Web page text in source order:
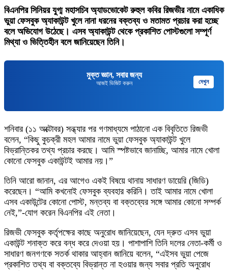
বিএনপির সিনিয়র যুগ্ম মহাসচিব অ্যাডভোকেট রুহুল কবির রিজভীর নামে একাধিক
ভুয়া ফেসবুক অ্যাকাউন্ট খুলে নানা ধরনের বক্তব্য ও মতামত প্রচার করা হচ্ছে
বলে অভিযোগ উঠেছে। এসব অ্যাকাউন্ট থেকে প্রকাশিত পোস্টগুলো সম্পূর্ণ
মিথ্যা ও ভিত্তিহীন বলে জানিয়েছেন তিনি।
মুক্ত জ্ঞান, সবার জন্য
আজই ভিজিট করুন দেখুন
শনিবার (১১ অক্টোবর) সন্ধ্যার পর গণমাধ্যমে পাঠানো এক বিবৃতিতে রিজভী
বলেন, “কিছু কুচক্রী মহল আমার নামে ভুয়া ফেসবুক অ্যাকাউন্ট খুলে
বিভ্রান্তিকর তথ্য প্রচার করছে। আমি স্পষ্টভাবে জানাচ্ছি, আমার নামে খোলা
কোনো ফেসবুক একাউন্টই আমার নয়।”
তিনি আরো জানান, এর আগেও একই বিষয়ে থানায় সাধারণ ডায়েরি (জিডি)
করেছেন। “আমি কখনোই ফেসবুক ব্যবহার করিনি। তাই আমার নামে খোলা
এসব একাউন্টের কোনো পোস্ট, মন্তব্য বা বক্তব্যের সঙ্গে আমার কোনো সম্পর্ক
নেই,”-যোগ করেন বিএনপির এই নেতা।
রিজভী ফেসবুক কর্তৃপক্ষের কাছে অনুরোধ জানিয়েছেন, যেন দ্রুত এসব ভুয়া
একাউন্ট শনাক্ত করে বন্ধ করে দেওয়া হয়। পাশাপাশি তিনি দলের নেতা-কর্মী ও
সাধারণ জনগণকে সতর্ক থাকার আহ্বান জানিয়ে বলেন, “এইসব ভুয়া পেজে
প্রকাশিত তথ্য বা বক্তব্যে বিভ্রান্ত না হওয়ার জন্য সবার প্রতি অনুরোধ